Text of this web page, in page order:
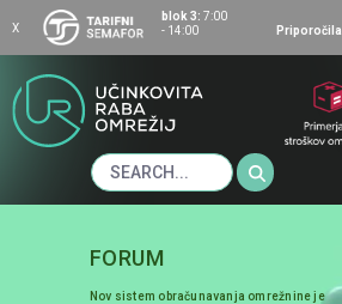
X
blok 3: 7:00
- 14:00
Priporočila
FORUM
Nov sistem obračunavanja omrežnine je